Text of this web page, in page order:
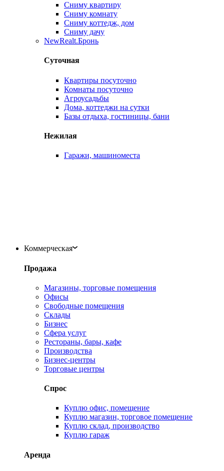
Сниму квартиру
Сниму комнату
Сниму коттедж, дом
Сниму дачу
NewRealt.Бронь
Суточная
Квартиры посуточно
Комнаты посуточно
Агроусадьбы
Дома, коттеджи на сутки
Базы отдыха, гостиницы, бани
Нежилая
Гаражи, машиноместа
Коммерческая
Продажа
Магазины, торговые помещения
Офисы
Свободные помещения
Склады
Бизнес
Сфера услуг
Рестораны, бары, кафе
Производства
Бизнес-центры
Торговые центры
Спрос
Куплю офис, помещение
Куплю магазин, торговое помещение
Куплю склад, производство
Куплю гараж
Аренда